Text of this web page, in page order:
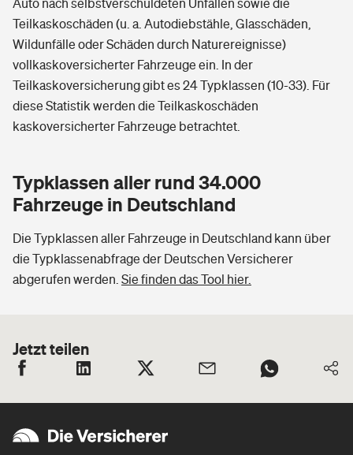
Auto nach selbstverschuldeten Unfällen sowie die
Teilkaskoschäden (u. a. Autodiebstähle, Glasschäden,
Wildunfälle oder Schäden durch Naturereignisse)
vollkaskoversicherter Fahrzeuge ein. In der
Teilkaskoversicherung gibt es 24 Typklassen (10-33). Für
diese Statistik werden die Teilkaskoschäden
kaskoversicherter Fahrzeuge betrachtet.
Typklassen aller rund 34.000
Fahrzeuge in Deutschland
Die Typklassen aller Fahrzeuge in Deutschland kann über
die Typklassenabfrage der Deutschen Versicherer
abgerufen werden. Sie finden das Tool hier.
Jetzt teilen